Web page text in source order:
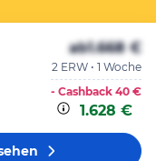
ab1.668 €
2 ERW • 1 Woche
- Cashback 40 €
1.628 €